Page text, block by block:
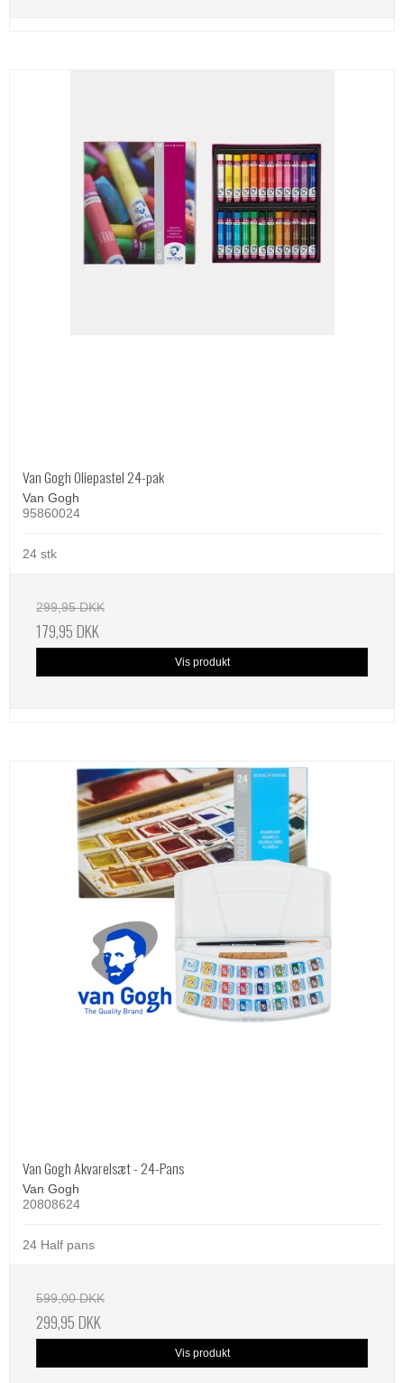
Van Gogh Oliepastel 24-pak
Van Gogh
95860024
24 stk
299,95 DKK
179,95 DKK
Vis produkt
Van Gogh Akvarelsæt - 24-Pans
Van Gogh
20808624
24 Half pans
599,00 DKK
299,95 DKK
Vis produkt